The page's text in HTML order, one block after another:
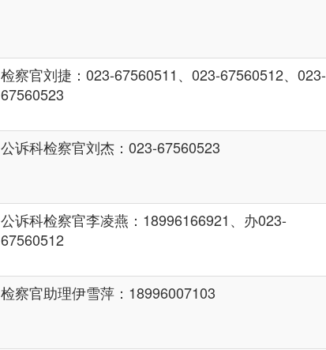
检察官刘捷：023-67560511、023-67560512、023-
67560523
公诉科检察官刘杰：023-67560523
公诉科检察官李凌燕：18996166921、办023-
67560512
检察官助理伊雪萍：18996007103